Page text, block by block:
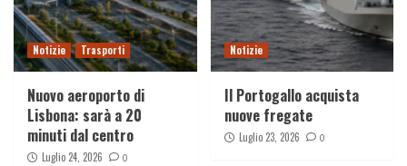
Notizie Trasporti
Nuovo aeroporto di
Lisbona: sarà a 20
minuti dal centro
Luglio 24, 2026 0
Notizie
Il Portogallo acquista
nuove fregate
Luglio 23, 2026 0